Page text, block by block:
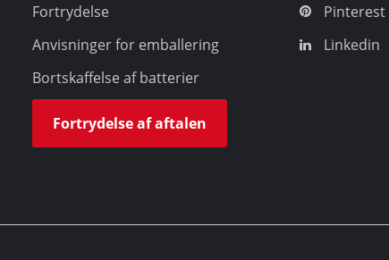
Fortrydelse
Anvisninger for emballering
Bortskaffelse af batterier
Fortrydelse af aftalen
Pinterest
Linkedin